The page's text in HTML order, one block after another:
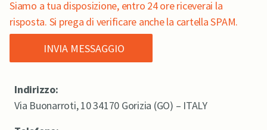
Siamo a tua disposizione, entro 24 ore riceverai la
risposta. Si prega di verificare anche la cartella SPAM.
Indirizzo:
Via Buonarroti, 10 34170 Gorizia (GO) – ITALY